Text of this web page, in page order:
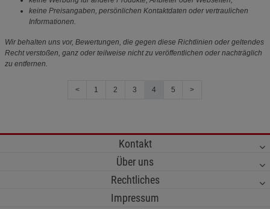
keine Preisangaben, persönlichen Kontaktdaten oder vertraulichen
Informationen.
Wir behalten uns vor, Bewertungen, die gegen diese Richtlinien oder geltendes
Recht verstoßen, ganz oder teilweise nicht zu veröffentlichen oder nachträglich
zu entfernen.
< 1 2 3 4 5 >
Kontakt
Über uns
Rechtliches
Impressum